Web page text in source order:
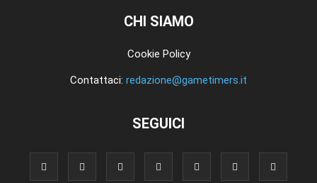
CHI SIAMO
Cookie Policy
Contattaci: redazione@gametimers.it
SEGUICI